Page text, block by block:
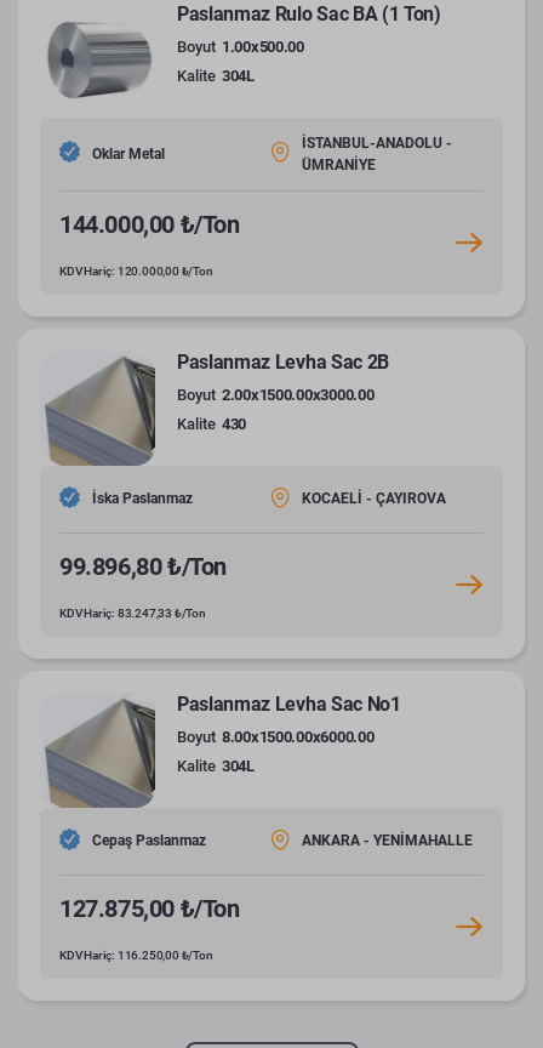
Paslanmaz Rulo Sac BA (1 Ton)
Boyut 1.00x500.00
Kalite 304L
Oklar Metal
İSTANBUL-ANADOLU -
ÜMRANİYE
144.000,00 ₺/Ton
KDV Hariç: 120.000,00 ₺/Ton
Paslanmaz Levha Sac 2B
Boyut 2.00x1500.00x3000.00
Kalite 430
İska Paslanmaz KOCAELİ - ÇAYIROVA
99.896,80 ₺/Ton
KDV Hariç: 83.247,33 ₺/Ton
Paslanmaz Levha Sac No1
Boyut 8.00x1500.00x6000.00
Kalite 304L
Cepaş Paslanmaz ANKARA - YENİMAHALLE
127.875,00 ₺/Ton
KDV Hariç: 116.250,00 ₺/Ton